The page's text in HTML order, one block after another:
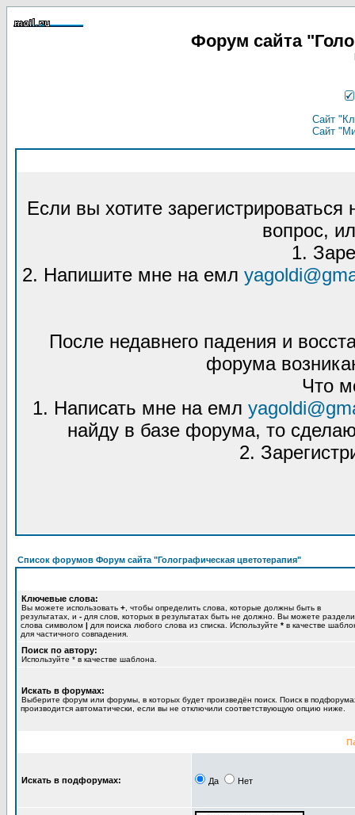
Форум сайта
Сайт
Сайт
Если вы хотите
вопрос,
1.
2. Напишите мне на емл
После недавнего падения и
форума
Что
1. Написать мне на емл
найду в базе форума, то
2.
Список форумов Форум сайта "Голографическая цветотерапия"
Ключевые слова:
Вы можете использовать + , чтобы определить слова, которые должны быть в
результатах, и - для слов, которых в результатах быть не должно. Вы можете
слова символом | для поиска любого слова из списка. Используйте * в качестве
для частичного совпадения.
Поиск по автору:
Используйте * в качестве шаблона.
Искать в форумах:
Выберите форум или форумы, в которых будет произведён поиск. Поиск в
производится автоматически, если вы не отключили соответствующую опцию ниже.
Искать в подфорумах: Да Нет